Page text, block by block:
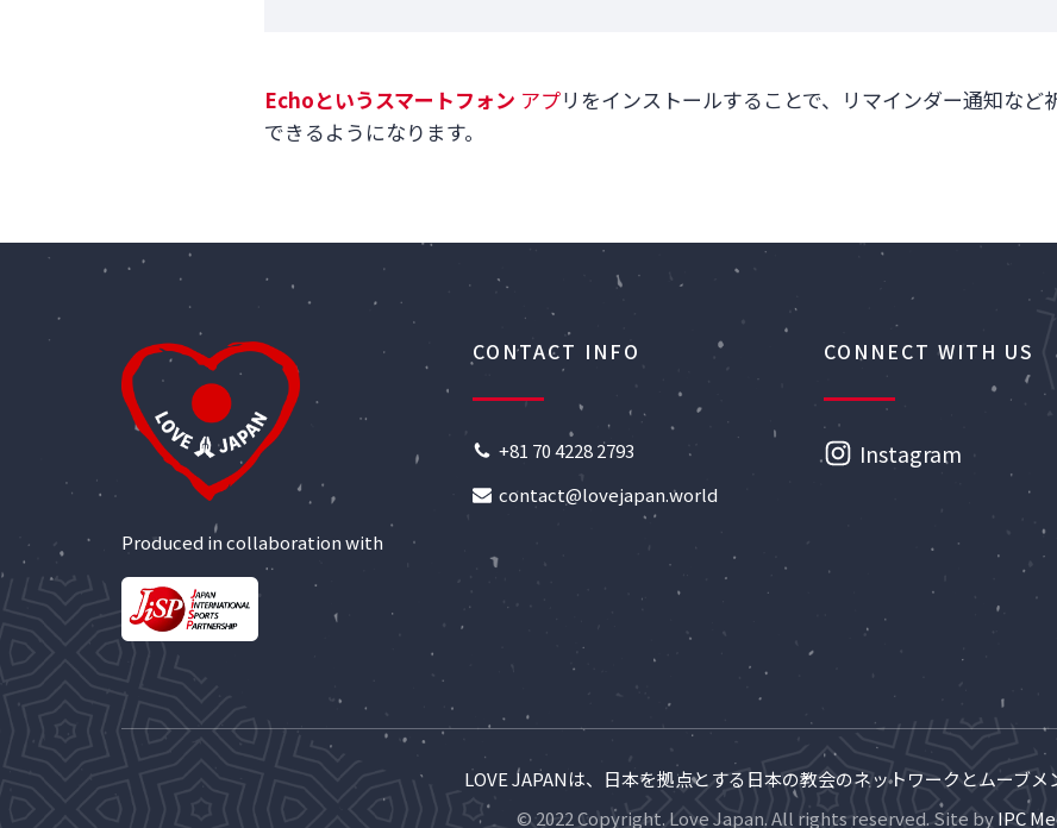
Echoというスマートフォン アプリをインストールすることで、リマインダー通知な
できるようになります。
Produced in collaboration with
CONTACT INFO
+81 70 4228 2793
contact@lovejapan.world
CONNECT WITH US
Instagram
LOVE JAPANは、日本を拠点とする日本の教会のネットワークとムーブメ
© 2022 Copyright. Love Japan. All rights reserved. Site byIPC